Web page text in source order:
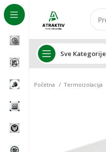
Sve Kategorije
Početna Termoizolacija